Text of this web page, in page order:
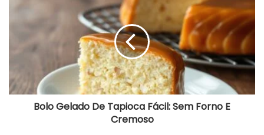
Tapioca
Sem
Forno
Cremoso
Bolo Gelado De Tapioca Fácil: Sem Forno E
Cremoso